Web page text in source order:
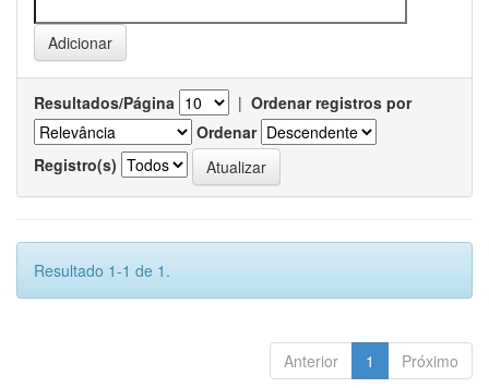
Resultados/Página | Ordenar registros por
Ordenar
Registro(s)
Resultado 1-1 de 1.
Anterior 1 Próximo